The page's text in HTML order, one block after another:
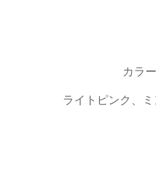
カラ
ライトピンク、